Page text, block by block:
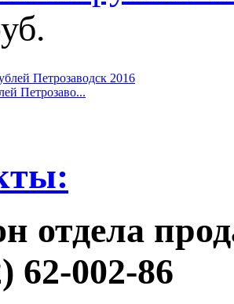
Петрозаво...
отдела
62-002-86